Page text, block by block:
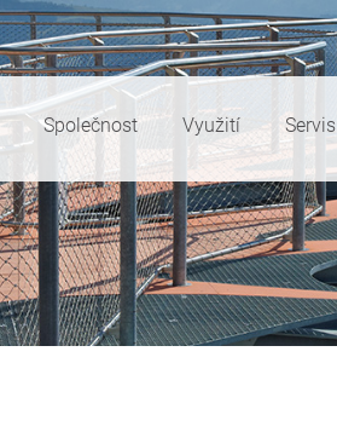
Společnost Využití Servis